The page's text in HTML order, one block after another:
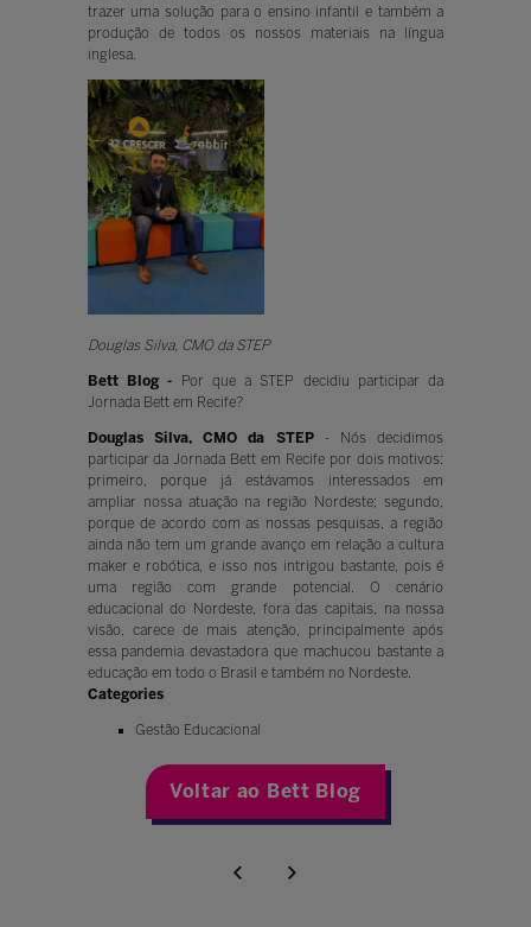
trazer uma solução para o ensino infantil e também a
produção de todos os nossos materiais na língua
inglesa.
Douglas Silva, CMO da STEP
Bett Blog - Por que a STEP decidiu participar da
Jornada Bett em Recife?
Douglas Silva, CMO da STEP - Nós decidimos
participar da Jornada Bett em Recife por dois motivos:
primeiro, porque já estávamos interessados em
ampliar nossa atuação na região Nordeste; segundo,
porque de acordo com as nossas pesquisas, a região
ainda não tem um grande avanço em relação a cultura
maker e robótica, e isso nos intrigou bastante, pois é
uma região com grande potencial. O cenário
educacional do Nordeste, fora das capitais, na nossa
visão, carece de mais atenção, principalmente após
essa pandemia devastadora que machucou bastante a
educação em todo o Brasil e também no Nordeste.
Categories
Gestão Educacional
Voltar ao Bett Blog